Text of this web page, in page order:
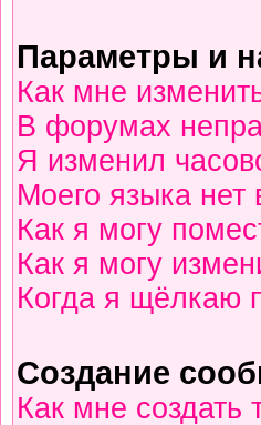
Параметры и
Как мне
В форумах
Я изменил
Моего языка нет
Как я могу
Как я могу
Когда я щёлкаю
Создание
Как мне